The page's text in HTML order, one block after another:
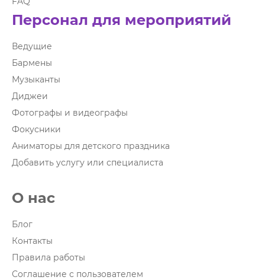
Персонал для мероприятий
Ведущие
Бармены
Музыканты
Диджеи
Фотографы и видеографы
Фокусники
Аниматоры для детского праздника
Добавить услугу или специалиста
О нас
Блог
Контакты
Правила работы
Соглашение с пользователем